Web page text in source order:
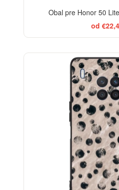
Obal pre Honor 50
od